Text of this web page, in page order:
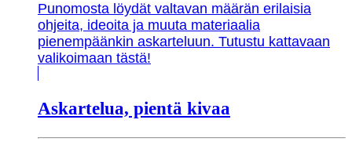
Punomosta löydät valtavan määrän erilaisia
ohjeita, ideoita ja muuta materiaalia
pienempäänkin askarteluun. Tutustu kattavaan
valikoimaan tästä!
Askartelua, pientä kivaa